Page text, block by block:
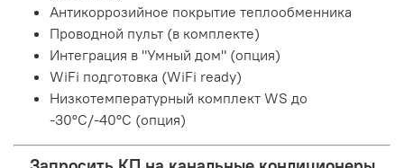
Антикоррозийное покрытие теплообменника
Проводной пульт (в комплекте)
Интеграция в "Умный дом" (опция)
WiFi подготовка (WiFi ready)
Низкотемпературный комплект WS до
-30°C/-40°C (опция)